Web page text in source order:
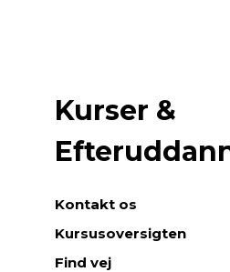
Kurser &
Kontakt os
Kursusoversigten
Find vej